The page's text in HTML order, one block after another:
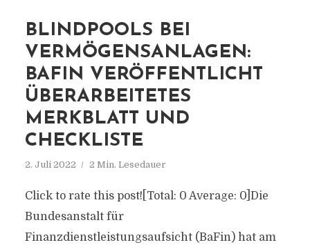
BLINDPOOLS BEI
VERMÖGENSANLAGEN:
BAFIN VERÖFFENTLICHT
ÜBERARBEITETES
MERKBLATT UND
CHECKLISTE
2. Juli 2022 2 Min. Lesedauer
Click to rate this post![Total: 0 Average: 0]Die
Bundesanstalt für
Finanzdienstleistungsaufsicht (BaFin) hat am